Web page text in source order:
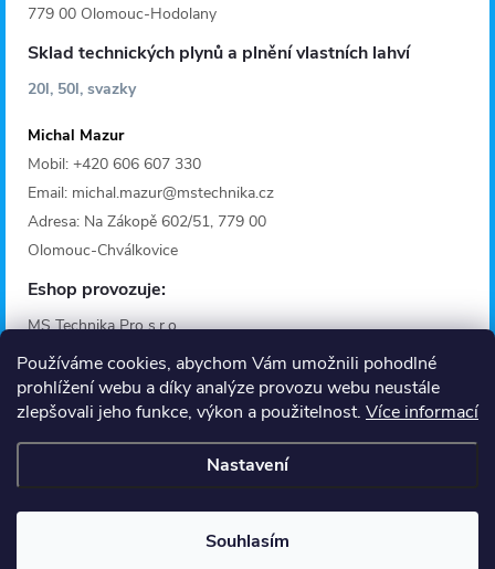
Používáme cookies, abychom Vám umožnili pohodlné
prohlížení webu a díky analýze provozu webu neustále
zlepšovali jeho funkce, výkon a použitelnost. Více informací
Nastavení
Souhlasím
779 00 Olomouc-Hodolany
Sklad technických plynů a plnění vlastních lahví
20l, 50l, svazky
Michal Mazur
Mobil: +420 606 607 330
Email: michal.mazur@mstechnika.cz
Adresa: Na Zákopě 602/51, 779 00
Olomouc-Chválkovice
Eshop provozuje:
MS Technika Pro s.r.o.
IČO: 28642368
Adresa: Fügnerova 1125/36A
779 00 Olomouc
Provozní doba